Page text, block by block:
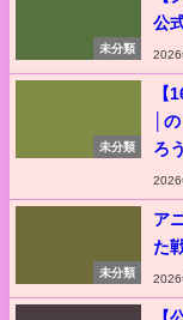
未分類
公
2026
未分類
【
│
ろ
2026
未分類
ア
た
2026